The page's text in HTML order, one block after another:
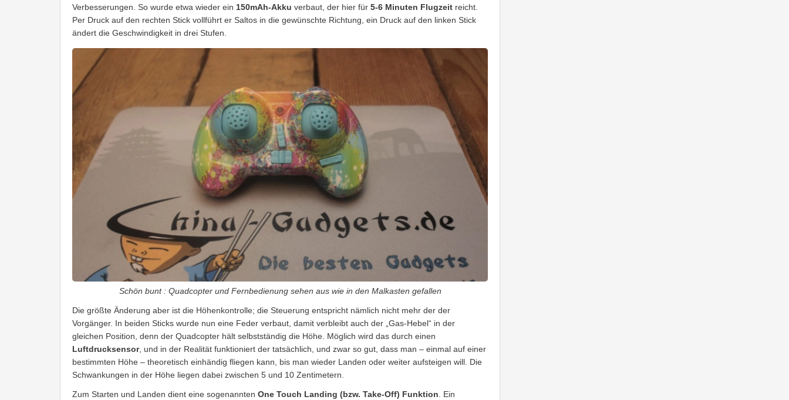
Verbesserungen. So wurde etwa wieder ein 150mAh-Akku verbaut, der hier für 5-6 Minuten Flugzeit reicht.
Per Druck auf den rechten Stick vollführt er Saltos in die gewünschte Richtung, ein Druck auf den linken Stick
ändert die Geschwindigkeit in drei Stufen.
Schön bunt : Quadcopter und Fernbedienung sehen aus wie in den Malkasten gefallen
Die größte Änderung aber ist die Höhenkontrolle; die Steuerung entspricht nämlich nicht mehr der der
Vorgänger. In beiden Sticks wurde nun eine Feder verbaut, damit verbleibt auch der „Gas-Hebel“ in der
gleichen Position, denn der Quadcopter hält selbstständig die Höhe. Möglich wird das durch einen
Luftdrucksensor, und in der Realität funktioniert der tatsächlich, und zwar so gut, dass man – einmal auf einer
bestimmten Höhe – theoretisch einhändig fliegen kann, bis man wieder Landen oder weiter aufsteigen will. Die
Schwankungen in der Höhe liegen dabei zwischen 5 und 10 Zentimetern.
Zum Starten und Landen dient eine sogenannten One Touch Landing (bzw. Take-Off) Funktion . Ein